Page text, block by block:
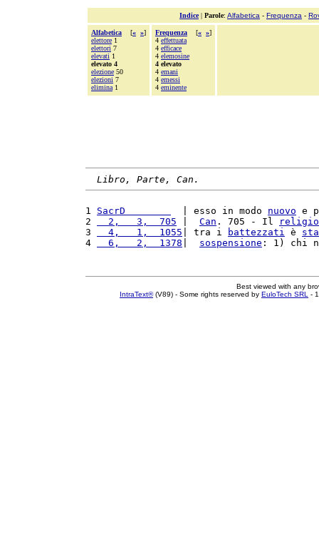
Indice| Parole: Alfabetica - Frequenza -
Alfabetica [« »]
elettore 1
elettori 7
elevati 1
elevato 4
elezione 50
elezioni 7
elimina 1
Frequenza [« »]
4 effettuata
4 efficace
4 elemosine
4 elevato
4 emani
4 emessi
4 eminente
Libro, Parte, Can.
1 SacrD
  | esso in modo
nuovo e
2
  2,   3,  705
Can . 705 - Il
3
  4,   1,  1055
| tra i battezzati è
4
  6,   2,  1378
sospensione : 1) chi
Best viewed with any
IntraText®(V89) - Some rights reserved by EuloTech SRL -